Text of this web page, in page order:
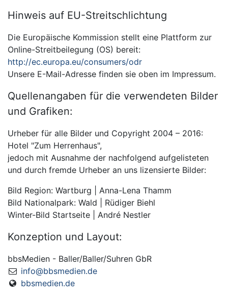
Hinweis auf EU-Streitschlichtung
Die Europäische Kommission stellt eine Plattform zur
Online-Streitbeilegung (OS) bereit:
http://ec.europa.eu/consumers/odr
Unsere E-Mail-Adresse finden sie oben im Impressum.
Quellenangaben für die verwendeten Bilder
und Grafiken:
Urheber für alle Bilder und Copyright 2004 – 2016:
Hotel "Zum Herrenhaus",
jedoch mit Ausnahme der nachfolgend aufgelisteten
und durch fremde Urheber an uns lizensierte Bilder:
Bild Region: Wartburg | Anna-Lena Thamm
Bild Nationalpark: Wald | Rüdiger Biehl
Winter-Bild Startseite | André Nestler
Konzeption und Layout:
bbsMedien - Baller/Baller/Suhren GbR
info@bbsmedien.de
bbsmedien.de